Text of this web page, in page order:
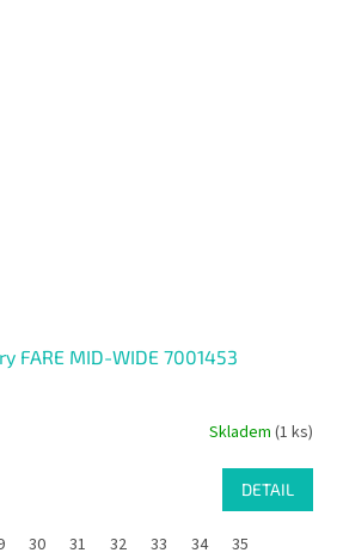
FARE MID-WIDE 7001453
Skladem (1 ks)
DETAIL
30 31 32 33 34 35